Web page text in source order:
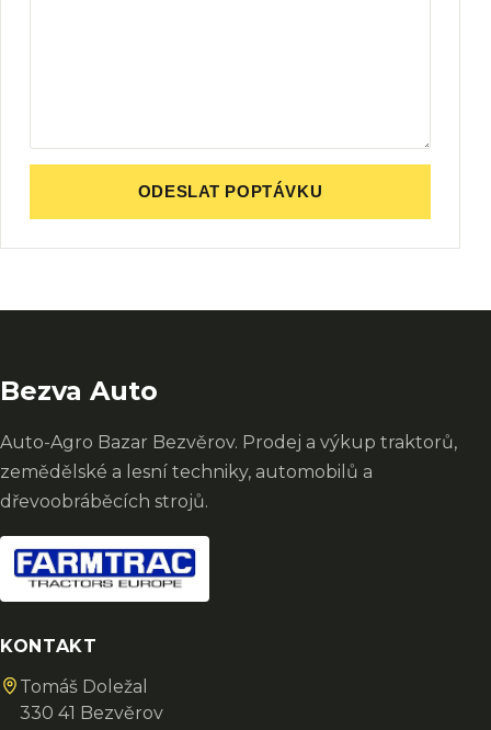
ODESLAT POPTÁVKU
Bezva Auto
Auto-Agro Bazar Bezvěrov. Prodej a výkup traktorů,
zemědělské a lesní techniky, automobilů a
dřevoobráběcích strojů.
KONTAKT
Tomáš Doležal
330 41 Bezvěrov